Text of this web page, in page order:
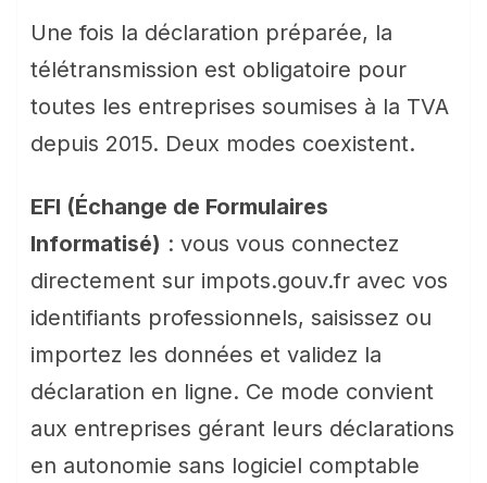
Une fois la déclaration préparée, la
télétransmission est obligatoire pour
toutes les entreprises soumises à la TVA
depuis 2015. Deux modes coexistent.
EFI (Échange de Formulaires
Informatisé) : vous vous connectez
directement sur impots.gouv.fr avec vos
identifiants professionnels, saisissez ou
importez les données et validez la
déclaration en ligne. Ce mode convient
aux entreprises gérant leurs déclarations
en autonomie sans logiciel comptable